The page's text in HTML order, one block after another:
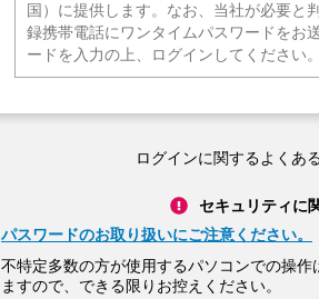
国）に提供します。なお、当社が必要と
録携帯電話にワンタイムパスワードをお
ードを入力の上、ログインしてください。
ログインに関するよくあ
セキュリティに
パスワードのお取り扱いにご注意ください。
不特定多数の方が使用するパソコンでの操
ますので、できる限りお控えください。